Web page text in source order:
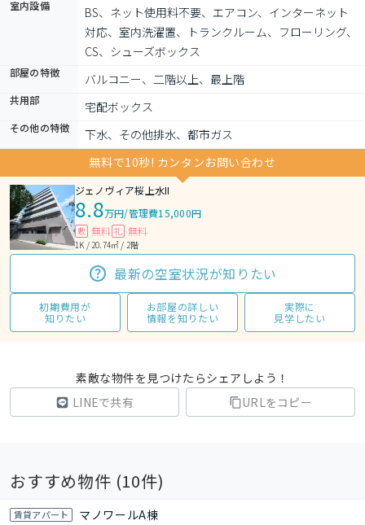
室内設備
BS、ネット使用料不要、エアコン、インターネット
対応、室内洗濯置、トランクルーム、フローリング、
CS、シューズボックス
部屋の特徴 バルコニー、二階以上、最上階
共用部 宅配ボックス
その他の特徴
下水、その他排水、都市ガス
無料で10秒! カンタンお問い合わせ
ジェノヴィア桜上水II
8.8万円/管理費15,000円
敷 無料 礼 無料
1K / 20.74㎡ / 2階
最新の空室状況が知りたい
初期費用が
知りたい
お部屋の詳しい
情報を知りたい
実際に
見学したい
素敵な物件を見つけたらシェアしよう！
LINEで共有
URLをコピー
おすすめ物件 (10件)
賃貸アパート マノワールA棟